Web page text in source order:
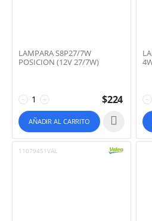
LAMPARA S8P27/7W
POSICION (12V 27/7W)
+
− $224
AÑADIR AL CARRITO
−
11079451VAL